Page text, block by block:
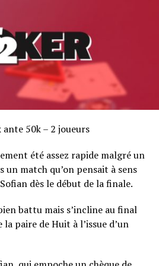
sur place pour couvrir le tournoi.
lors des quatre Day 1, la
suivie dans son intégralité
Jour 1
19h
05h
1
50k – 2 joueurs
été assez rapide malgré un
un match qu’on pensait à sens
dès le début de la finale.
battu mais s’incline au final
paire de Huit à l’issue d’un